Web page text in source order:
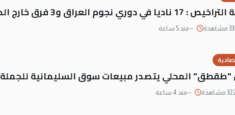
ناديا في دوري نجوم العراق و3 فرق خارج الضوابط
--منذ 5 ساعة
"طقطق" المحلي يتصدر مبيعات سوق السليمانية للجملة
--منذ 4 ساعة